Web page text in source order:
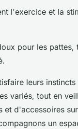
l'exercice et la
pour les pattes,
leurs instincts
variés, tout en
et d'accessoires sur
un